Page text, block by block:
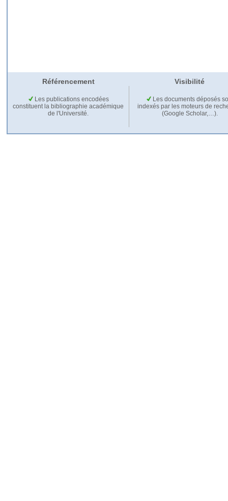
Référencement Visibilité
Les publications encodées
constituent la bibliographie académique
de l'Université.
Les documents déposés
indexés par les moteurs de
(Google Scholar,…).